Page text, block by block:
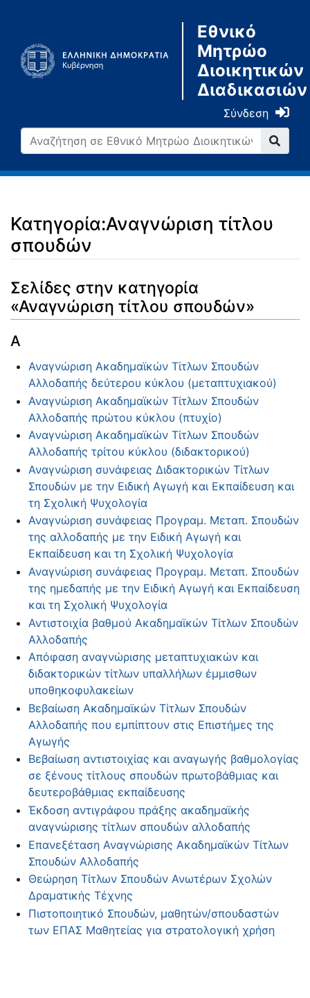
Εθνικό
Μητρώο
Διοικητικών
Διαδικασιών
Σύνδεση
Κατηγορία:Αναγνώριση τίτλου
σπουδών
Μετάβαση σε: αναζήτηση
Σελίδες στην κατηγορία
«Αναγνώριση τίτλου σπουδών»
Α
Αναγνώριση Ακαδημαϊκών Τίτλων Σπουδών
Αλλοδαπής δεύτερου κύκλου (μεταπτυχιακού)
Αναγνώριση Ακαδημαϊκών Τίτλων Σπουδών
Αλλοδαπής πρώτου κύκλου (πτυχίο)
Αναγνώριση Ακαδημαϊκών Τίτλων Σπουδών
Αλλοδαπής τρίτου κύκλου (διδακτορικού)
Αναγνώριση συνάφειας Διδακτορικών Τίτλων
Σπουδών με την Ειδική Αγωγή και Εκπαίδευση και
τη Σχολική Ψυχολογία
Αναγνώριση συνάφειας Προγραμ. Μεταπ. Σπουδών
της αλλοδαπής με την Ειδική Αγωγή και
Εκπαίδευση και τη Σχολική Ψυχολογία
Αναγνώριση συνάφειας Προγραμ. Μεταπ. Σπουδών
της ημεδαπής με την Ειδική Αγωγή και Εκπαίδευση
και τη Σχολική Ψυχολογία
Αντιστοιχία βαθμού Ακαδημαϊκών Τίτλων Σπουδών
Αλλοδαπής
Απόφαση αναγνώρισης μεταπτυχιακών και
διδακτορικών τίτλων υπαλλήλων έμμισθων
υποθηκοφυλακείων
Βεβαίωση Ακαδημαϊκών Τίτλων Σπουδών
Αλλοδαπής που εμπίπτουν στις Επιστήμες της
Αγωγής
Βεβαίωση αντιστοιχίας και αναγωγής βαθμολογίας
σε ξένους τίτλους σπουδών πρωτοβάθμιας και
δευτεροβάθμιας εκπαίδευσης
Έκδοση αντιγράφου πράξης ακαδημαϊκής
αναγνώρισης τίτλων σπουδών αλλοδαπής
Επανεξέταση Αναγνώρισης Ακαδημαϊκών Τίτλων
Σπουδών Αλλοδαπής
Θεώρηση Τίτλων Σπουδών Ανωτέρων Σχολών
Δραματικής Τέχνης
Πιστοποιητικό Σπουδών, μαθητών/σπουδαστών
των ΕΠΑΣ Μαθητείας για στρατολογική χρήση